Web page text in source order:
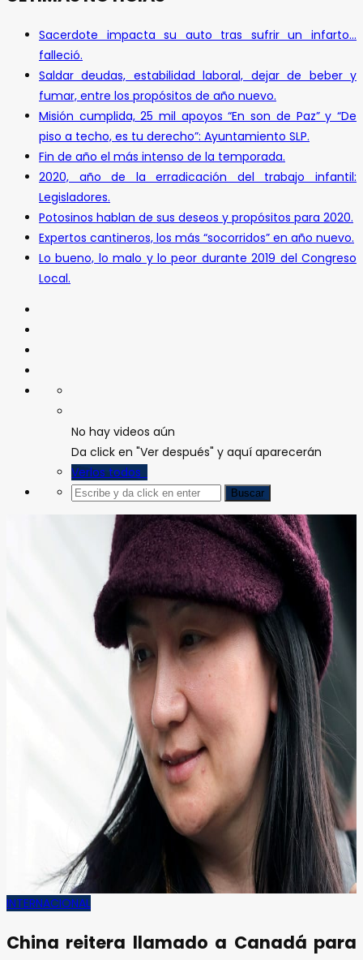
Sacerdote impacta su auto tras sufrir un infarto…
falleció.
Saldar deudas, estabilidad laboral, dejar de beber y
fumar, entre los propósitos de año nuevo.
Misión cumplida, 25 mil apoyos “En son de Paz” y “De
piso a techo, es tu derecho”: Ayuntamiento SLP.
Fin de año el más intenso de la temporada.
2020, año de la erradicación del trabajo infantil:
Legisladores.
Potosinos hablan de sus deseos y propósitos para 2020.
Expertos cantineros, los más “socorridos” en año nuevo.
Lo bueno, lo malo y lo peor durante 2019 del Congreso
Local.
No hay videos aún
Da click en "Ver después" y aquí aparecerán
Verlos todos
INTERNACIONAL
China reitera llamado a Canadá para